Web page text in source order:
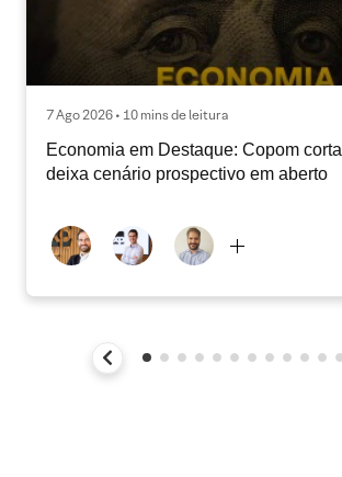
7 Ago 2026 • 10 mins de leitura
Economia em Destaque: Copom
deixa cenário prospectivo em aberto